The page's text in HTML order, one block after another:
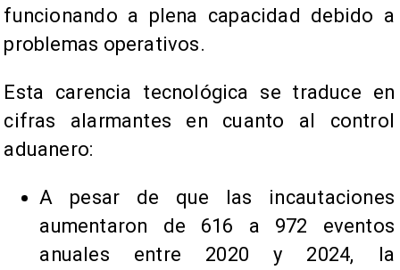
funcionando a plena capacidad debido a
problemas operativos.
Esta carencia tecnológica se traduce en
cifras alarmantes en cuanto al control
aduanero:
A pesar de que las incautaciones
aumentaron de 616 a 972 eventos
anuales entre 2020 y 2024, la